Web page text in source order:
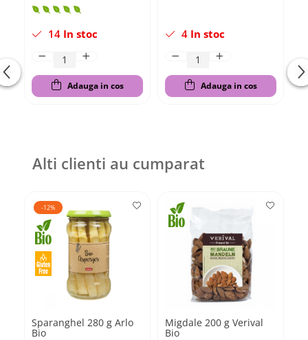
14 In stoc
Adauga in cos
4 In stoc
Adauga in cos
Alti clienti au cumparat
-12%
Sparanghel 280 g Arlo
Bio
Migdale 200 g Verival
Bio